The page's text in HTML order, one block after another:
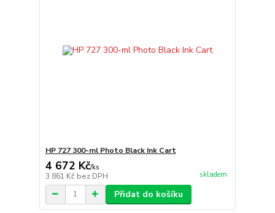
HP 727 300-ml Photo Black Ink Cart
4 672 Kč/ks
3 861 Kč bez DPH skladem
Přidat do košíku